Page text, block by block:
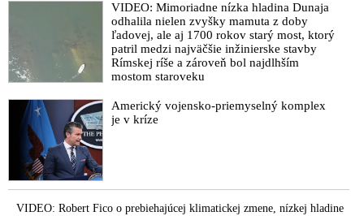
VIDEO: Mimoriadne nízka hladina Dunaja
odhalila nielen zvyšky mamuta z doby
ľadovej, ale aj 1700 rokov starý most, ktorý
patril medzi najväčšie inžinierske stavby
Rímskej ríše a zároveň bol najdlhším
mostom staroveku
Americký vojensko-priemyselný komplex
je v kríze
VIDEO: Robert Fico o prebiehajúcej klimatickej zmene, nízkej hladine